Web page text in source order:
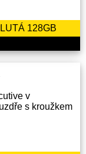
128GB
v
s kroužkem